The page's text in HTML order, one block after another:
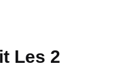
Les 2